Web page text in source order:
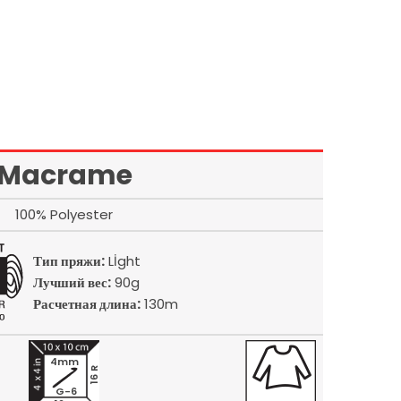
100% Polyester
Тип пряжи:Lİght
Лучший вес:90g
Расчетная длина:130m
16 R
4mm
G-6